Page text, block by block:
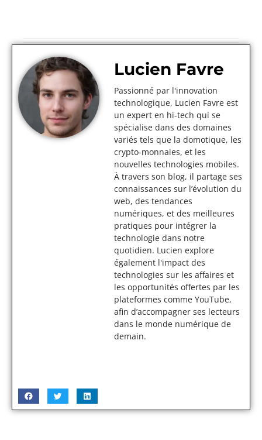
Lucien Favre
Passionné par l'innovation
technologique, Lucien Favre est
un expert en hi-tech qui se
spécialise dans des domaines
variés tels que la domotique, les
crypto-monnaies, et les
nouvelles technologies mobiles.
À travers son blog, il partage ses
connaissances sur l’évolution du
web, des tendances
numériques, et des meilleures
pratiques pour intégrer la
technologie dans notre
quotidien. Lucien explore
également l'impact des
technologies sur les affaires et
les opportunités offertes par les
plateformes comme YouTube,
afin d’accompagner ses lecteurs
dans le monde numérique de
demain.